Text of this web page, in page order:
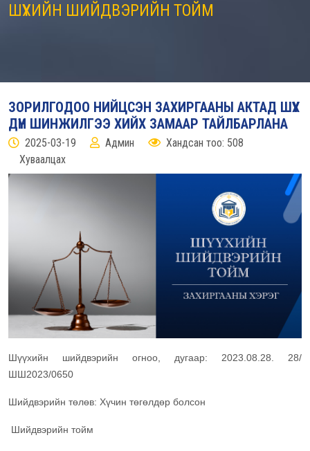
ШҮҮХИЙН ШИЙДВЭРИЙН ТОЙМ
ЗОРИЛГОДОО НИЙЦСЭН ЗАХИРГААНЫ АКТАД ШҮҮХ
ДҮН ШИНЖИЛГЭЭ ХИЙХ ЗАМААР ТАЙЛБАРЛАНА
2025-03-19 Админ
Хандсан тоо: 508
Хуваалцах
Шүүхийн шийдвэрийн огноо, дугаар: 2023.08.28. 28/
ШШ2023/0650
Шийдвэрийн төлөв: Хүчин төгөлдөр болсон
Шийдвэрийн тойм